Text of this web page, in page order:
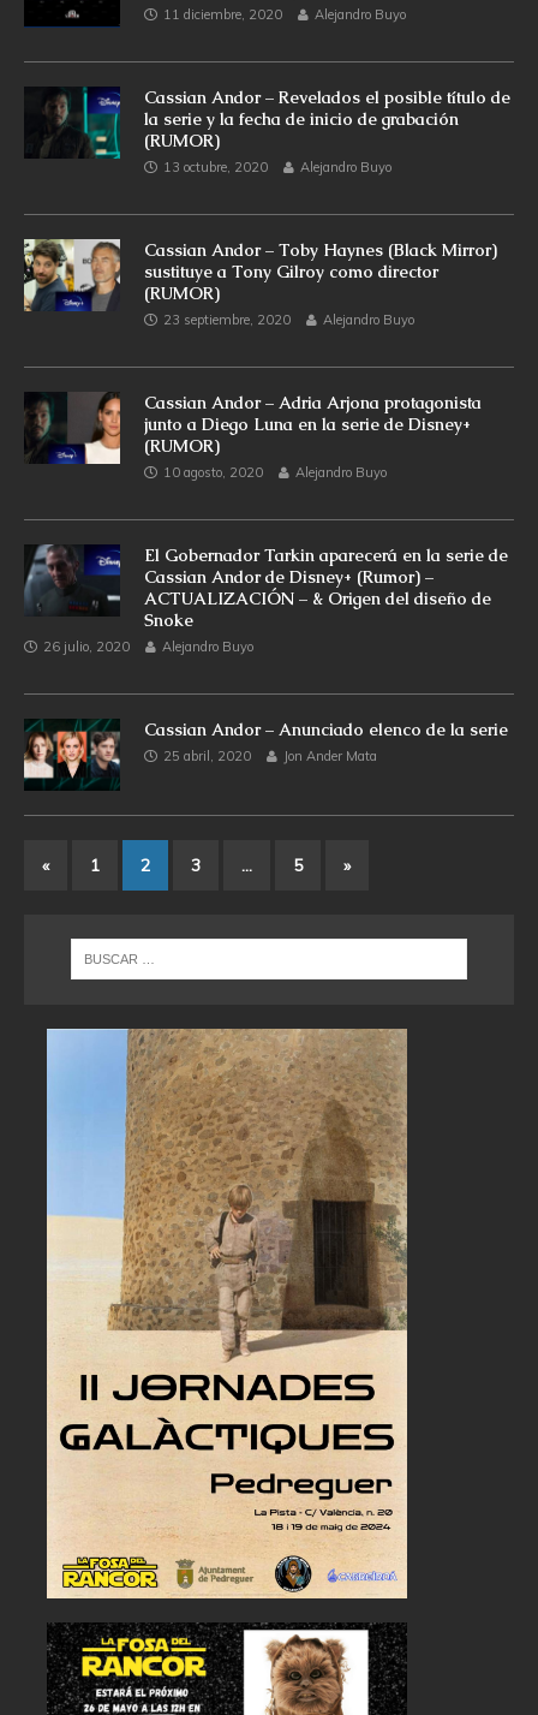
11 diciembre, 2020 Alejandro Buyo
Cassian Andor – Revelados el posible título de
la serie y la fecha de inicio de grabación
(RUMOR)
13 octubre, 2020 Alejandro Buyo
Cassian Andor – Toby Haynes (Black Mirror)
sustituye a Tony Gilroy como director
(RUMOR)
23 septiembre, 2020 Alejandro Buyo
Cassian Andor – Adria Arjona protagonista
junto a Diego Luna en la serie de Disney+
(RUMOR)
10 agosto, 2020 Alejandro Buyo
El Gobernador Tarkin aparecerá en la serie de
Cassian Andor de Disney+ (Rumor) –
ACTUALIZACIÓN – & Origen del diseño de
Snoke
26 julio, 2020 Alejandro Buyo
Cassian Andor – Anunciado elenco de la serie
25 abril, 2020 Jon Ander Mata
« 1 2 3 … 5 »